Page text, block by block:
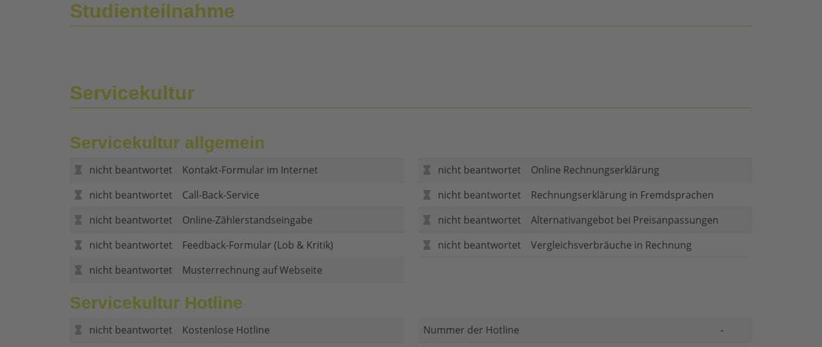
Studienteilnahme
Servicekultur
Servicekultur allgemein
nicht beantwortet
Kontakt-Formular im Internet
nicht beantwortet
Call-Back-Service
nicht beantwortet
Online-Zählerstandseingabe
nicht beantwortet
Feedback-Formular (Lob & Kritik)
nicht beantwortet
Musterrechnung auf Webseite
nicht beantwortet
Online Rechnungserklärung
nicht beantwortet
Rechnungserklärung in Fremdsprachen
nicht beantwortet
Alternativangebot bei Preisanpassungen
nicht beantwortet
Vergleichsverbräuche in Rechnung
Servicekultur Hotline
nicht beantwortet
Kostenlose Hotline
Nummer der Hotline
-